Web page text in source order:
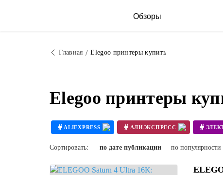
Обзоры
Главная Elegoo принтеры купить
Elegoo принтеры
# ALIEXPRESS # АЛИЭКСПРЕСС #
Сортировать: по дате публикации по популярности